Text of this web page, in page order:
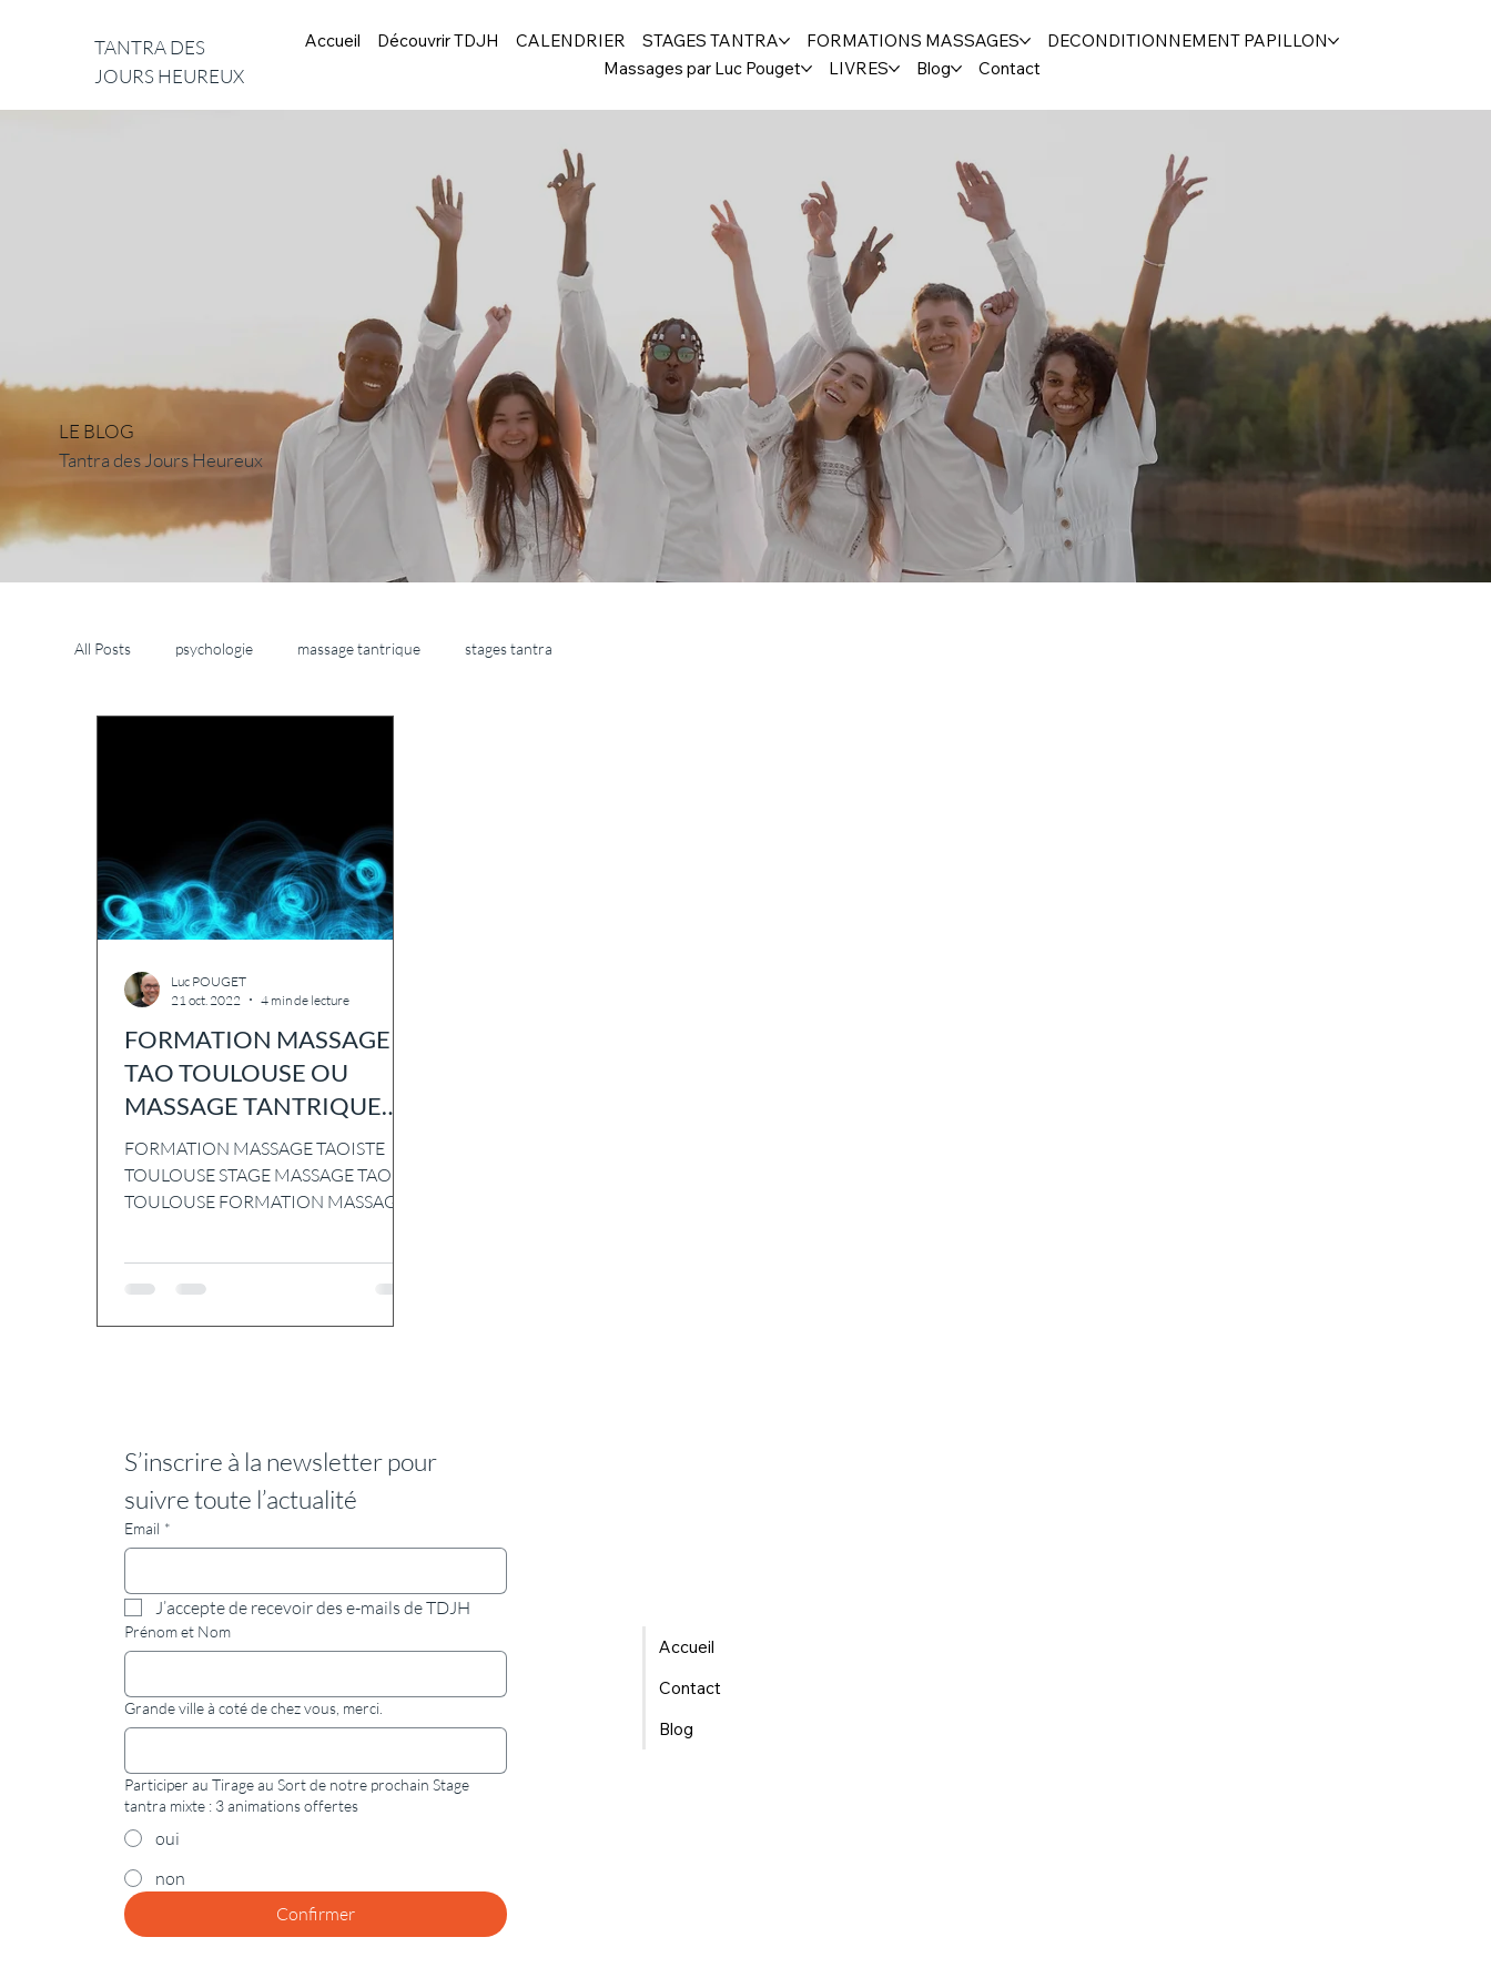
TANTRA DES
JOURS HEUREUX
Accueil Découvrir TDJH CALENDRIER STAGES TANTRA FORMATIONS MASSAGES
DECONDITIONNEMENT PAPILLON
Massages par Luc Pouget
LIVRES Blog Contact
LE BLOG
Tantra des Jours Heureux
All Posts psychologie massage tantrique stages tantra
FORMATION MASSAGE
TAO TOULOUSE OU
MASSAGE TANTRIQUE
TOULOUSE
FORMATION MASSAGE TAOISTE
TOULOUSE STAGE MASSAGE TAO
TOULOUSE FORMATION MASSAGES
Luc POUGET
21 oct. 2022
4 min de lecture
S’inscrire à la newsletter pour
suivre toute l’actualité
Email *
J’accepte de recevoir des e-mails de TDJH
Prénom et Nom
Grande ville à coté de chez vous, merci.
Participer au Tirage au Sort de notre prochain Stage
tantra mixte : 3 animations offertes
oui
non
Confirmer
Accueil
Contact
Blog